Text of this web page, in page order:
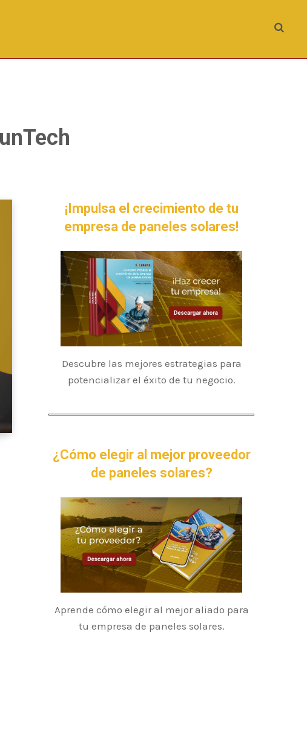
¡Impulsa el crecimiento de tu
empresa de paneles solares!
Descubre las mejores estrategias para
potencializar el éxito de tu negocio.
¿Cómo elegir al mejor proveedor
de paneles solares?
Aprende cómo elegir al mejor aliado para
tu empresa de paneles solares.